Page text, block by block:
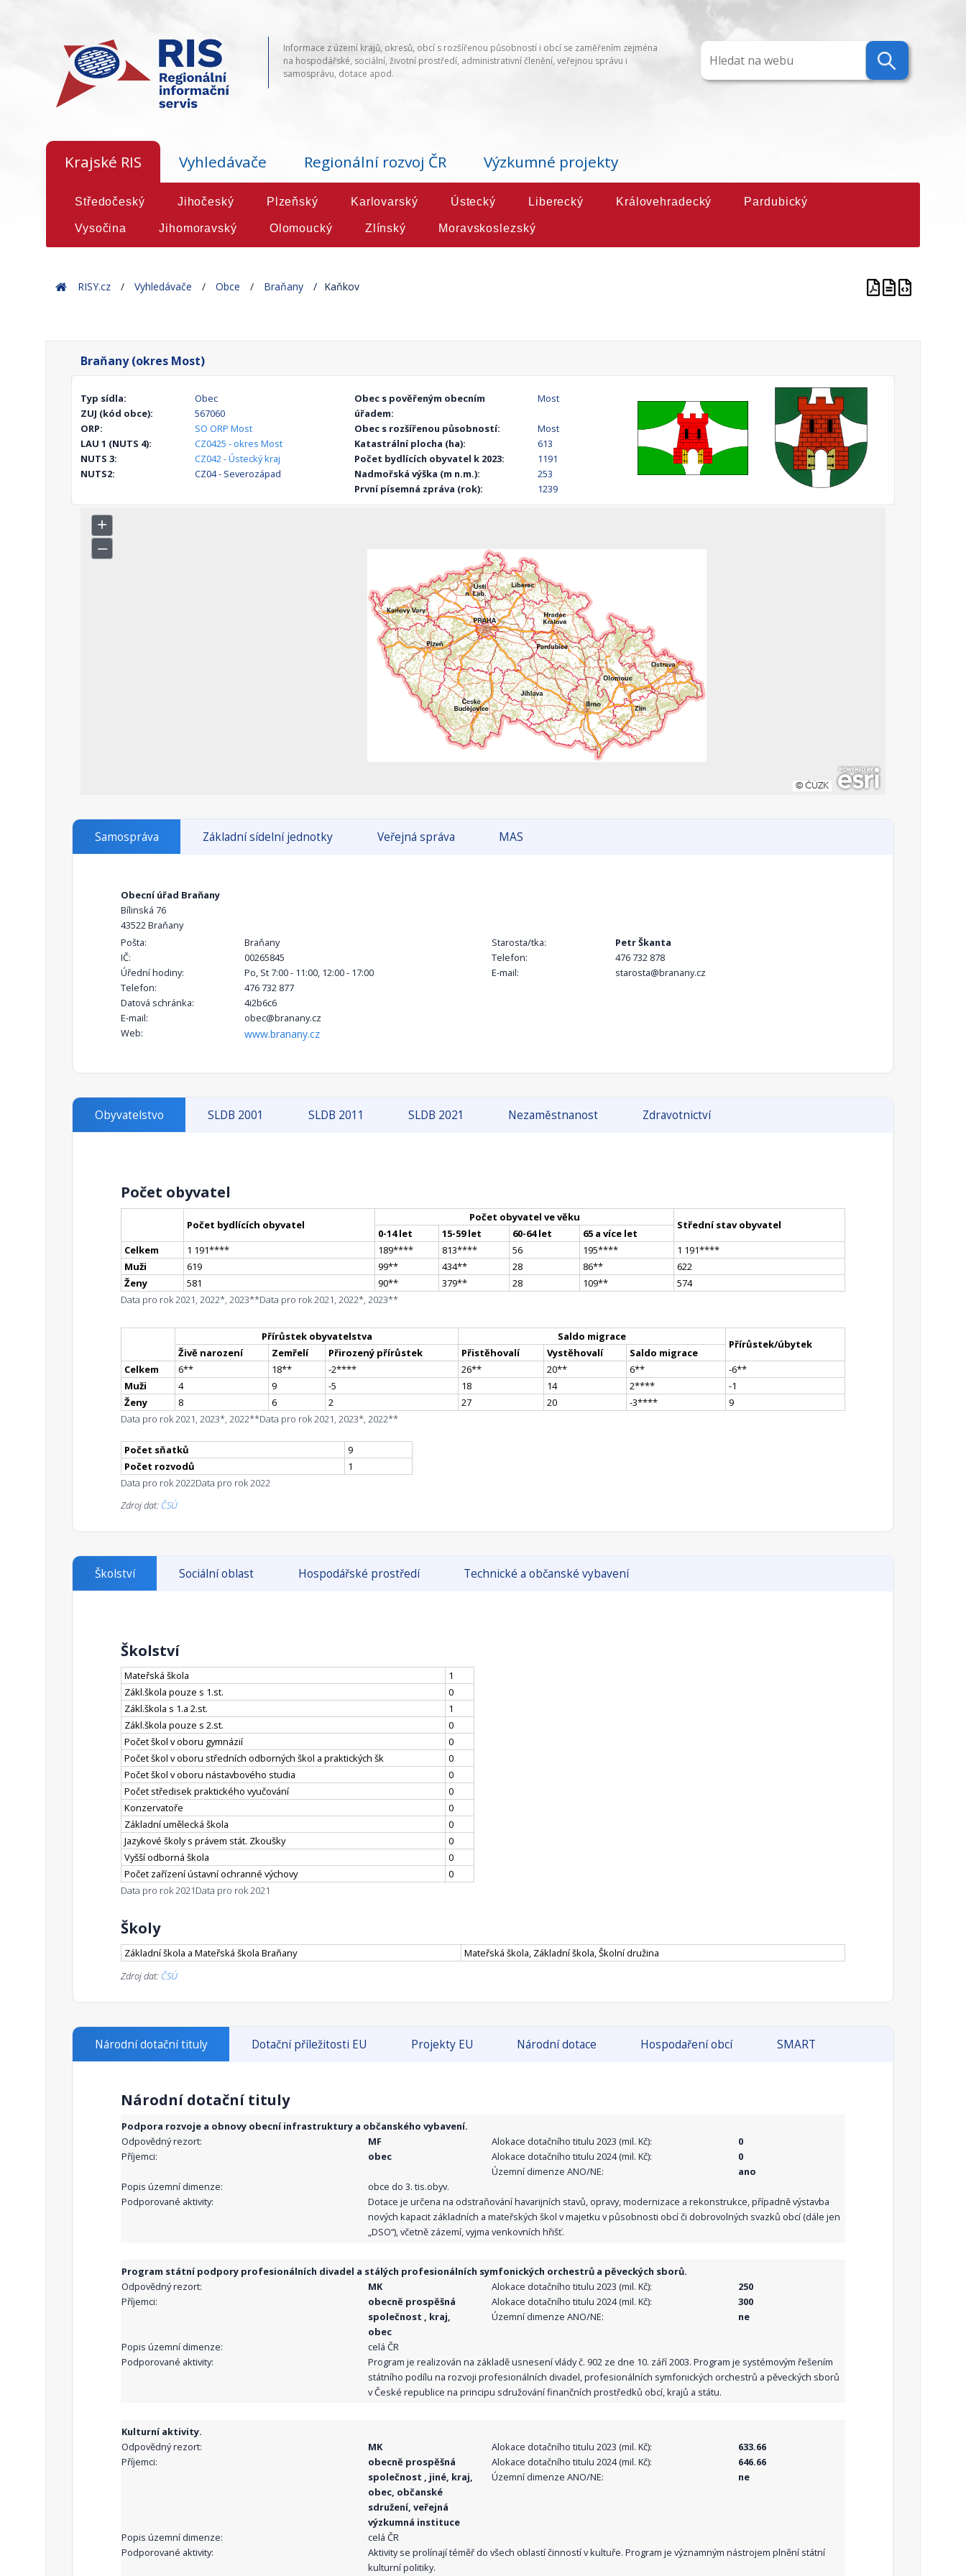
Informace z území krajů, okresů, obcí s rozšířenou působností i obcí se zaměřením zejména
na hospodářské, sociální, životní prostředí, administrativní členění, veřejnou správu i
samosprávu, dotace apod.
Krajské RIS Vyhledávače Regionální rozvoj ČR Výzkumné projekty
Středočeský Jihočeský Plzeňský Karlovarský Ústecký Liberecký Královehradecký Pardubický
Vysočina Jihomoravský Olomoucký Zlínský Moravskoslezský
HomeRISY.cz Vyhledávače Obce Braňany Kaňkov
Braňany (okres Most)
Typ sídla:
Obec
ZUJ (kód obce):
567060
ORP:
SO ORP Most
LAU 1 (NUTS 4):
CZ0425 - okres Most
NUTS 3:
CZ042 - Ústecký kraj
NUTS2:
CZ04 - Severozápad
Obec s pověřeným obecním
úřadem:
Most
Obec s rozšířenou působností:
Most
Katastrální plocha (ha):
613
Počet bydlících obyvatel k 2023:
1191
Nadmořská výška (m n.m.):
253
První písemná zpráva (rok):
1239
Samospráva Základní sídelní jednotky Veřejná správa MAS
Obecní úřad Braňany
Bílinská 76
43522 Braňany
Pošta:
Braňany
IČ:
00265845
Úřední hodiny:
Po, St 7:00 - 11:00, 12:00 - 17:00
Telefon:
476 732 877
Datová schránka:
4i2b6c6
E-mail:
obec@branany.cz
Web:
www.branany.cz
Starosta/tka:
Petr Škanta
Telefon:
476 732 878
E-mail:
starosta@branany.cz
Obyvatelstvo SLDB 2001 SLDB 2011 SLDB 2021 Nezaměstnanost Zdravotnictví
Počet obyvatel
Počet bydlících obyvatel
Počet obyvatel ve věku
Střední stav obyvatel
0-14 let 15-59 let 60-64 let
65 a více let
Celkem
1 191**** 189**** 813**** 56 195**** 1 191****
Muži
619 99** 434** 28 86**
622
Ženy
581 90** 379** 28 109**
574
Data pro rok 2021, 2022*, 2023**Data pro rok 2021, 2022*, 2023**
Přírůstek obyvatelstva Saldo migrace
Přírůstek/úbytek
Živě narození Zemřelí Přirozený přírůstek Přistěhovalí Vystěhovalí
Saldo migrace
Celkem
6** 18** -2**** 26** 20** 6** -6**
Muži
4 9 -5 18 14 2****
-1
Ženy
8 6 2 27 20 -3****
9
Data pro rok 2021, 2023*, 2022**Data pro rok 2021, 2023*, 2022**
Počet sňatků
9
Počet rozvodů
1
Data pro rok 2022Data pro rok 2022
Zdroj dat: ČSÚ
Školství Sociální oblast Hospodářské prostředí Technické a občanské vybavení
Školství
Mateřská škola
1
Zákl.škola pouze s 1.st.
0
Zákl.škola s 1.a 2.st.
1
Zákl.škola pouze s 2.st.
0
Počet škol v oboru gymnázií
0
Počet škol v oboru středních odborných škol a praktických šk
0
Počet škol v oboru nástavbového studia
0
Počet středisek praktického vyučování
0
Konzervatoře
0
Základní umělecká škola
0
Jazykové školy s právem stát. Zkoušky
0
Vyšší odborná škola
0
Počet zařízení ústavní ochranné výchovy
0
Data pro rok 2021Data pro rok 2021
Školy
Základní škola a Mateřská škola Braňany
Mateřská škola, Základní škola, Školní družina
Zdroj dat: ČSÚ
Národní dotační tituly Dotační příležitosti EU Projekty EU Národní dotace Hospodaření obcí SMART
Národní dotační tituly
Podpora rozvoje a obnovy obecní infrastruktury a občanského vybavení.
Odpovědný rezort:
MF
Příjemci:
obec
Alokace dotačního titulu 2023 (mil. Kč):
0
Alokace dotačního titulu 2024 (mil. Kč):
0
Územní dimenze ANO/NE:
ano
Popis územní dimenze:
obce do 3. tis.obyv.
Podporované aktivity:
Dotace je určena na odstraňování havarijních stavů, opravy, modernizace a rekonstrukce, případně výstavba
nových kapacit základních a mateřských škol v majetku v působnosti obcí či dobrovolných svazků obcí (dále jen
„DSO“), včetně zázemí, vyjma venkovních hřišť.
Program státní podpory profesionálních divadel a stálých profesionálních symfonických orchestrů a pěveckých sborů.
Odpovědný rezort:
MK
Příjemci:
obecně prospěšná
společnost , kraj,
obec
Alokace dotačního titulu 2023 (mil. Kč):
250
Alokace dotačního titulu 2024 (mil. Kč):
300
Územní dimenze ANO/NE:
ne
Popis územní dimenze:
celá ČR
Podporované aktivity:
Program je realizován na základě usnesení vlády č. 902 ze dne 10. září 2003. Program je systémovým řešením
státního podílu na rozvoji profesionálních divadel, profesionálních symfonických orchestrů a pěveckých sborů
v České republice na principu sdružování finančních prostředků obcí, krajů a státu.
Kulturní aktivity.
Odpovědný rezort:
MK
Příjemci:
obecně prospěšná
společnost , jiné, kraj,
obec, občanské
sdružení, veřejná
výzkumná instituce
Alokace dotačního titulu 2023 (mil. Kč):
633.66
Alokace dotačního titulu 2024 (mil. Kč):
646.66
Územní dimenze ANO/NE:
ne
Popis územní dimenze:
celá ČR
Podporované aktivity:
Aktivity se prolínají téměř do všech oblastí činností v kultuře. Program je významným nástrojem plnění státní
kulturní politiky.